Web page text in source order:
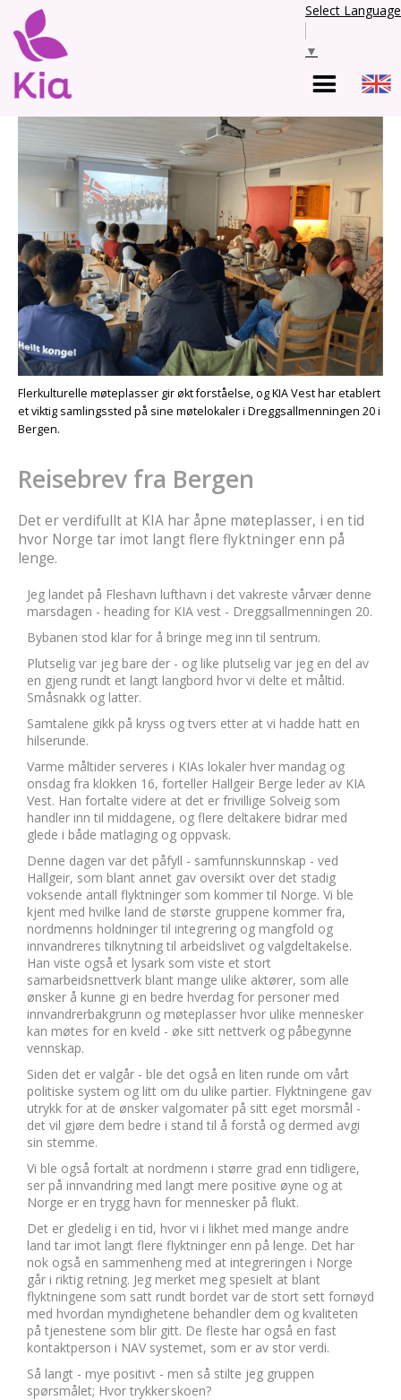
Select Language
▼
Flerkulturelle møteplasser gir økt forståelse, og KIA Vest har etablert
et viktig samlingssted på sine møtelokaler i Dreggsallmenningen 20 i
Bergen.
Reisebrev fra Bergen
Det er verdifullt at KIA har åpne møteplasser, i en tid
hvor Norge tar imot langt flere flyktninger enn på
lenge.
Jeg landet på Fleshavn lufthavn i det vakreste vårvær denne
marsdagen - heading for KIA vest - Dreggsallmenningen 20.
Bybanen stod klar for å bringe meg inn til sentrum.
Plutselig var jeg bare der - og like plutselig var jeg en del av
en gjeng rundt et langt langbord hvor vi delte et måltid.
Småsnakk og latter.
Samtalene gikk på kryss og tvers etter at vi hadde hatt en
hilserunde.
Varme måltider serveres i KIAs lokaler hver mandag og
onsdag fra klokken 16, forteller Hallgeir Berge leder av KIA
Vest. Han fortalte videre at det er frivillige Solveig som
handler inn til middagene, og flere deltakere bidrar med
glede i både matlaging og oppvask.
Denne dagen var det påfyll - samfunnskunnskap - ved
Hallgeir, som blant annet gav oversikt over det stadig
voksende antall flyktninger som kommer til Norge. Vi ble
kjent med hvilke land de største gruppene kommer fra,
nordmenns holdninger til integrering og mangfold og
innvandreres tilknytning til arbeidslivet og valgdeltakelse.
Han viste også et lysark som viste et stort
samarbeidsnettverk blant mange ulike aktører, som alle
ønsker å kunne gi en bedre hverdag for personer med
innvandrerbakgrunn og møteplasser hvor ulike mennesker
kan møtes for en kveld - øke sitt nettverk og påbegynne
vennskap.
Siden det er valgår - ble det også en liten runde om vårt
politiske system og litt om du ulike partier. Flyktningene gav
utrykk for at de ønsker valgomater på sitt eget morsmål -
det vil gjøre dem bedre i stand til å forstå og dermed avgi
sin stemme.
Vi ble også fortalt at nordmenn i større grad enn tidligere,
ser på innvandring med langt mere positive øyne og at
Norge er en trygg havn for mennesker på flukt.
Det er gledelig i en tid, hvor vi i likhet med mange andre
land tar imot langt flere flyktninger enn på lenge. Det har
nok også en sammenheng med at integreringen i Norge
går i riktig retning. Jeg merket meg spesielt at blant
flyktningene som satt rundt bordet var de stort sett fornøyd
med hvordan myndighetene behandler dem og kvaliteten
på tjenestene som blir gitt. De fleste har også en fast
kontaktperson i NAV systemet, som er av stor verdi.
Så langt - mye positivt - men så stilte jeg gruppen
spørsmålet; Hvor trykker skoen?